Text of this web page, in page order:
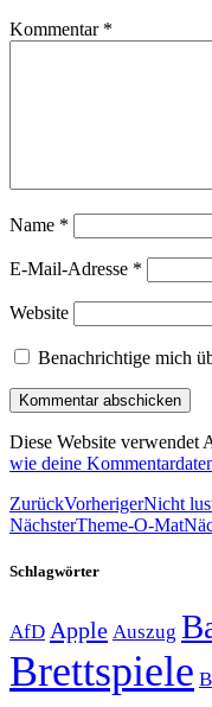
Kommentar *
Name *
E-Mail-Adresse *
Website
Benachrichtige mich
Diese Website verwendet
wie deine
ZurückVorherigerNicht
NächsterTheme-O-Mat
Schlagwörter
AfD Apple Auszug
Brettspiele